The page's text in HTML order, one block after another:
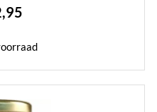
kaasplankje.